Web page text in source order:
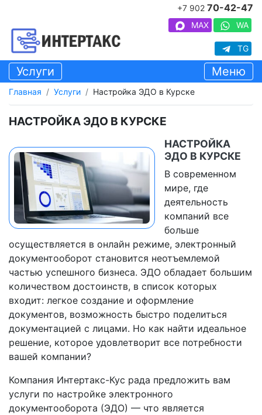
+7 902 70-42-47
MAX WA
TG
Услуги Меню
Главная Услуги Настройка ЭДО в Курске
НАСТРОЙКА ЭДО В КУРСКЕ
НАСТРОЙКА
ЭДО В КУРСКЕ
В современном
мире, где
деятельность
компаний все
больше
осуществляется в онлайн режиме, электронный
документооборот становится неотъемлемой
частью успешного бизнеса. ЭДО обладает большим
количеством достоинств, в список которых
входит: легкое создание и оформление
документов, возможность быстро поделиться
документацией с лицами. Но как найти идеальное
решение, которое удовлетворит все потребности
вашей компании?
Компания Интертакс-Кус рада предложить вам
услуги по настройке электронного
документооборота (ЭДО) — что является